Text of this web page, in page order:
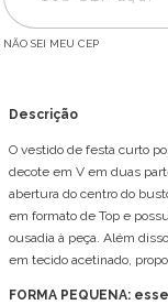
NÃO SEI MEU CEP
Descrição
O vestido de festa curto
decote em V em duas
abertura do centro do
em formato de Top e
ousadia à peça. Além
em tecido acetinado,
FORMA PEQUENA: